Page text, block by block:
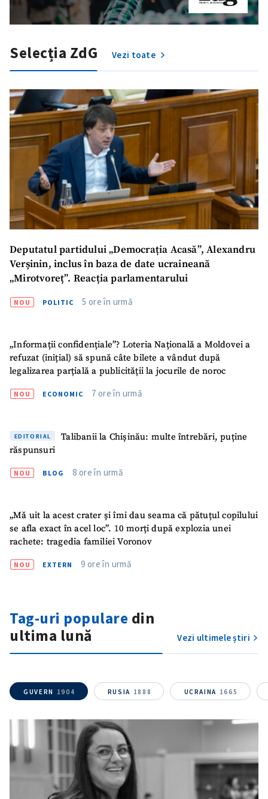
in English
на русском
Selecția ZdG Vezi toate
Deputatul partidului „Democrația Acasă”, Alexandru
Verșinin, inclus în baza de date ucraineană
„Mirotvoreț”. Reacția parlamentarului
NOU POLITIC 5 ore în urmă
„Informații confidențiale”? Loteria Națională a Moldovei a
refuzat (inițial) să spună câte bilete a vândut după
legalizarea parțială a publicității la jocurile de noroc
NOU ECONOMIC 7 ore în urmă
EDITORIAL
Talibanii la Chișinău: multe întrebări, puține
răspunsuri
NOU BLOG 8 ore în urmă
„Mă uit la acest crater și îmi dau seama că pătuțul copilului
se afla exact în acel loc”. 10 morți după explozia unei
rachete: tragedia familiei Voronov
NOU EXTERN 9 ore în urmă
Tag-uri populare din
ultima lună
Vezi ultimele știri
GUVERN 1904 RUSIA 1888 UCRAINA 1665
Titlu știre+ Adaugă titlu